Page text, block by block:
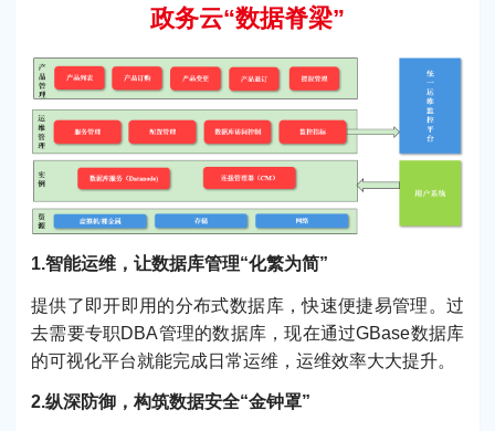
政务云“数据脊梁”
1.智能运维，让数据库管理“化繁为简”
提供了即开即用的分布式数据库，快速便捷易管理。过
去需要专职DBA管理的数据库，现在通过GBase数据库
的可视化平台就能完成日常运维，运维效率大大提升。
2.纵深防御，构筑数据安全“金钟罩”